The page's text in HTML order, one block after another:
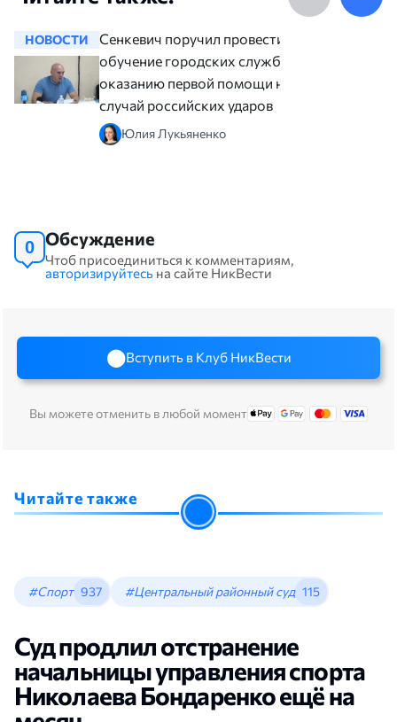
НОВОСТИ
Сенкевич поручил провести
обучение городских служб по
оказанию первой помощи на
случай российских ударов
Юлия Лукьяненко
0 Обсуждение
Чтоб присоединиться к комментариям,
авторизируйтесь на сайте НикВести
Вступить в Клуб НикВести
Вы можете отменить в любой момент
Читайте также
#Спорт 937 #Центральный районный суд 115
Суд продлил отстранение
начальницы управления спорта
Николаева Бондаренко ещё на